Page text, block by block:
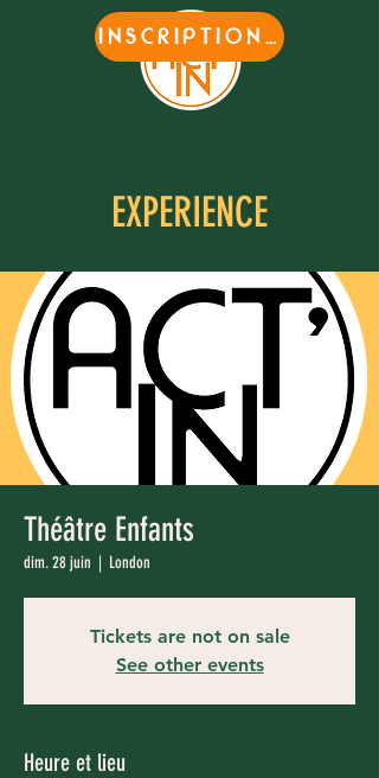
INSCRIPTIONS
EXPERIENCE
Théâtre Enfants
dim. 28 juin
  |
London
Tickets are not on sale
See other events
Heure et lieu